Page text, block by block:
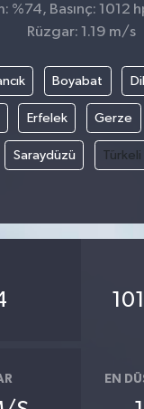
%74, Basınç: 1012
Rüzgar: 1.19 m/s
Boyabat
Erfelek Gerze
Saraydüzü Türkeli
EN